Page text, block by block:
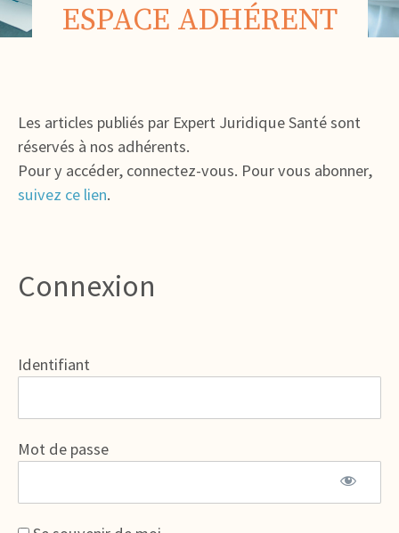
ESPACE ADHÉRENT
Les articles publiés par Expert Juridique Santé sont
réservés à nos adhérents.
Pour y accéder, connectez-vous. Pour vous abonner,
suivez ce lien.
Connexion
Identifiant
Mot de passe